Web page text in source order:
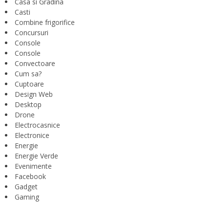
Casa si Gradina
Casti
Combine frigorifice
Concursuri
Console
Console
Convectoare
Cum sa?
Cuptoare
Design Web
Desktop
Drone
Electrocasnice
Electronice
Energie
Energie Verde
Evenimente
Facebook
Gadget
Gaming